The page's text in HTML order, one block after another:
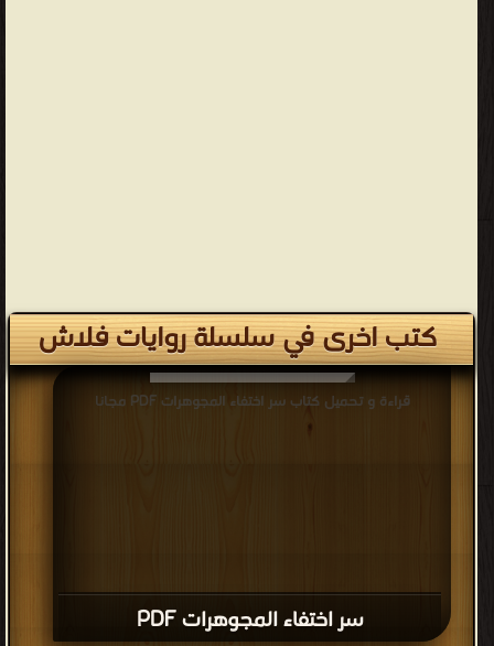
كتب اخرى في سلسلة روايات فلاش
سر اختفاء المجوهرات PDF
قراءة و تحميل كتاب سر اختفاء المجوهرات PDF مجانا